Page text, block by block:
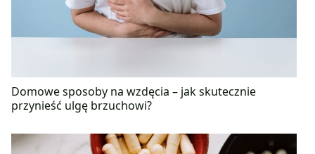
Domowe sposoby na wzdęcia – jak skutecznie
przynieść ulgę brzuchowi?